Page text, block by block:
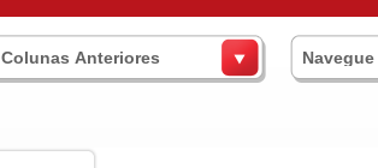
Colunas Anteriores